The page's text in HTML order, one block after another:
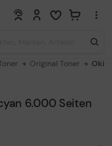
0 0
Original Toner Oki
6.000 Seiten